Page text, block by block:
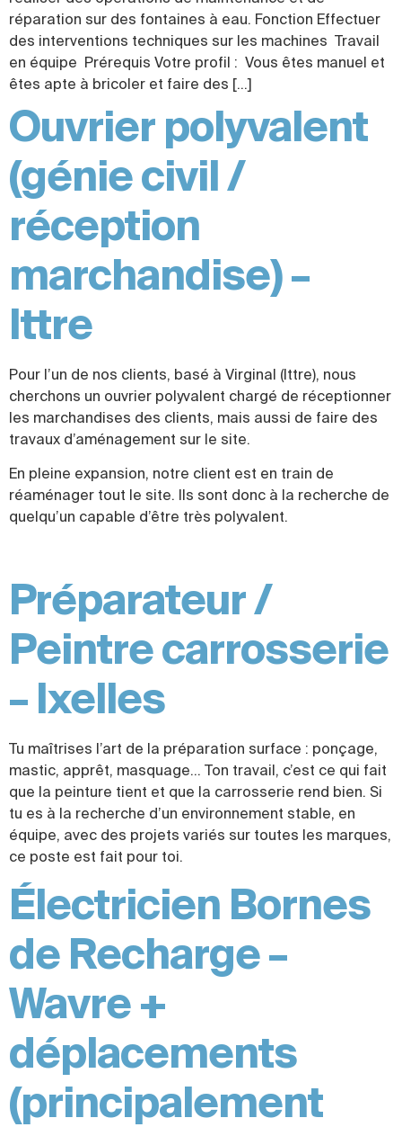
réparation sur des fontaines à eau. Fonction Effectuer
des interventions techniques sur les machines Travail
en équipe Prérequis Votre profil : Vous êtes manuel et
êtes apte à bricoler et faire des […]
Ouvrier polyvalent
(génie civil /
réception
marchandise) –
Ittre
Pour l’un de nos clients, basé à Virginal (Ittre), nous
cherchons un ouvrier polyvalent chargé de réceptionner
les marchandises des clients, mais aussi de faire des
travaux d’aménagement sur le site.
En pleine expansion, notre client est en train de
réaménager tout le site. Ils sont donc à la recherche de
quelqu’un capable d’être très polyvalent.
Préparateur /
Peintre carrosserie
– Ixelles
Tu maîtrises l’art de la préparation surface : ponçage,
mastic, apprêt, masquage… Ton travail, c’est ce qui fait
que la peinture tient et que la carrosserie rend bien. Si
tu es à la recherche d’un environnement stable, en
équipe, avec des projets variés sur toutes les marques,
ce poste est fait pour toi.
Électricien Bornes
de Recharge –
Wavre +
déplacements
(principalement